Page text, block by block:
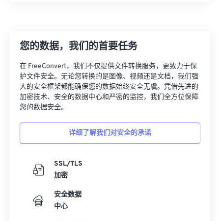
您的数据，我们的首要任务
在 FreeConvert，我们不仅提供文件转换服务，更致力于保
护文件安全。无论您转换的是图像、视频还是文档，我们强
大的安全框架都能确保您的数据始终安全无虞。凭借先进的
加密技术、安全的数据中心和严密的监控，我们全方位保障
您的数据安全。
详细了解我们对安全的承诺
SSL/TLS
加密
安全数据
中心